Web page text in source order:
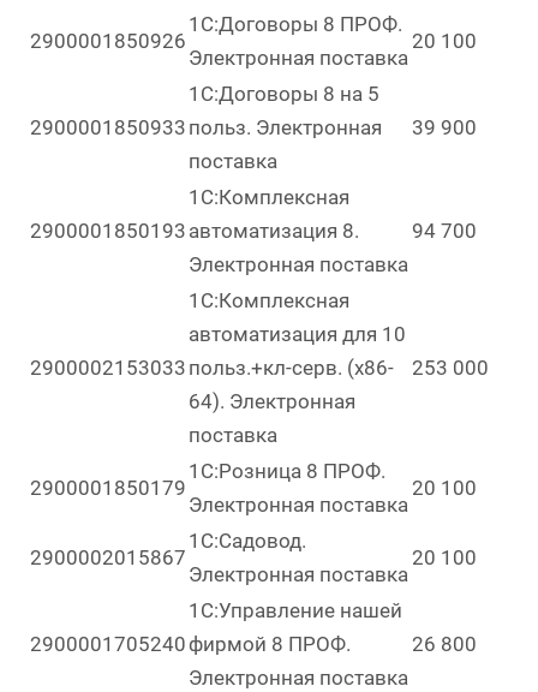
2900001850926
1С:Договоры 8 ПРОФ.
Электронная поставка
20 100
2900001850933
1С:Договоры 8 на 5
польз. Электронная
поставка
39 900
2900001850193
1С:Комплексная
автоматизация 8.
Электронная поставка
94 700
2900002153033
1С:Комплексная
автоматизация для 10
польз.+кл-серв. (x86-
64). Электронная
поставка
253 000
2900001850179
1С:Розница 8 ПРОФ.
Электронная поставка
20 100
2900002015867
1С:Садовод.
Электронная поставка
20 100
2900001705240
1С:Управление нашей
фирмой 8 ПРОФ.
Электронная поставка
26 800